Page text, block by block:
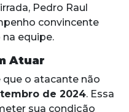
Pedro Raul
convincente
equipe.
Atuar
o atacante não
de 2024. Essa
sua condição